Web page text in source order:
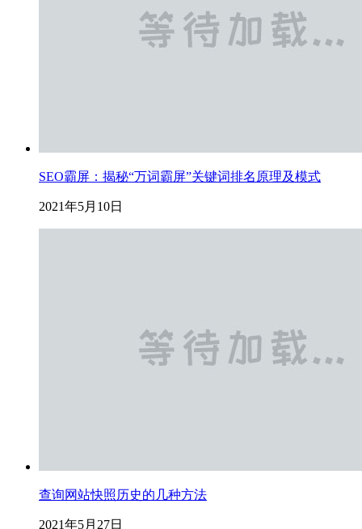
SEO霸屏：揭秘“万词霸屏”关键词排名原理及模式
2021年5月10日
查询网站快照历史的几种方法
2021年5月27日